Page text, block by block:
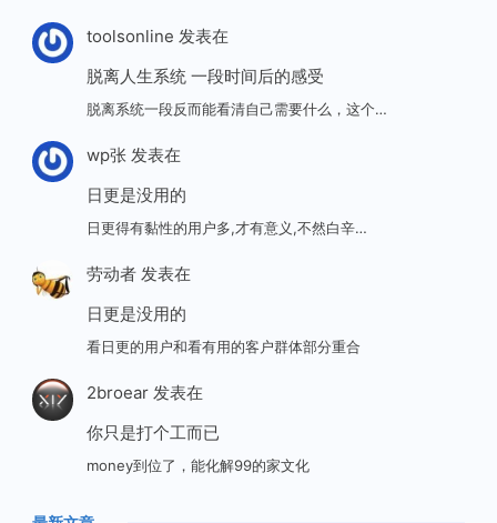
toolsonline 发表在
脱离人生系统 一段时间后的感受
脱离系统一段反而能看清自己需要什么，这个…
wp张发表在
日更是没用的
日更得有黏性的用户多,才有意义,不然白辛…
劳动者发表在
日更是没用的
看日更的用户和看有用的客户群体部分重合
2broear发表在
你只是打个工而已
money到位了，能化解99的家文化